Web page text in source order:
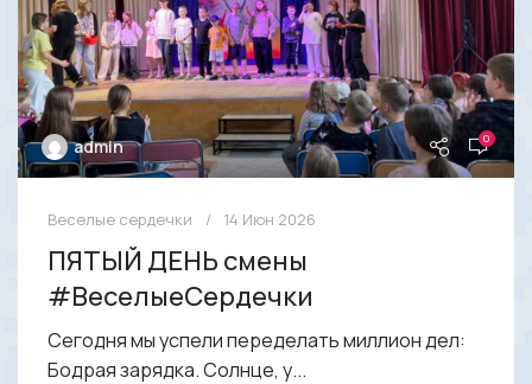
admin 0
Веселые сердечки 14 Июн 2026
ПЯТЫЙ ДЕНЬ смены
#ВеселыеСердечки
Сегодня мы успели переделать миллион дел:
Бодрая зарядка. Солнце, у...